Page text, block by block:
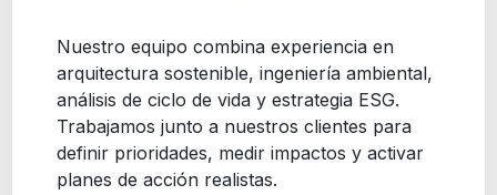
Nuestro equipo combina experiencia en
arquitectura sostenible, ingeniería ambiental,
análisis de ciclo de vida y estrategia ESG.
Trabajamos junto a nuestros clientes para
definir prioridades, medir impactos y activar
planes de acción realistas.